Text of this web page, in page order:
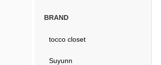
BRAND
tocco closet
Suyunn